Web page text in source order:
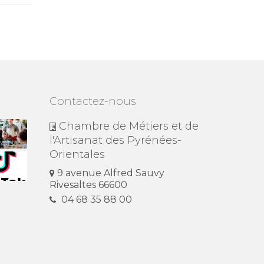
Contactez-nous
Chambre de Métiers et de
l'Artisanat des Pyrénées-
Orientales
9 avenue Alfred Sauvy
Rivesaltes 66600
04 68 35 88 00